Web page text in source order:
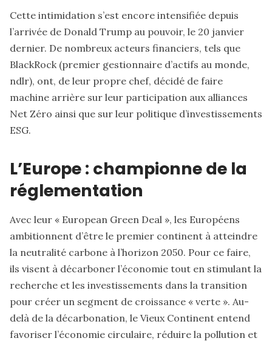
Cette intimidation s’est encore intensifiée depuis
l’arrivée de Donald Trump au pouvoir, le 20 janvier
dernier. De nombreux acteurs financiers, tels que
BlackRock (premier gestionnaire d’actifs au monde,
ndlr), ont, de leur propre chef, décidé de faire
machine arrière sur leur participation aux alliances
Net Zéro ainsi que sur leur politique d’investissements
ESG.
L’Europe : championne de la
réglementation
Avec leur « European Green Deal », les Européens
ambitionnent d’être le premier continent à atteindre
la neutralité carbone à l’horizon 2050. Pour ce faire,
ils visent à décarboner l’économie tout en stimulant la
recherche et les investissements dans la transition
pour créer un segment de croissance « verte ». Au-
delà de la décarbonation, le Vieux Continent entend
favoriser l’économie circulaire, réduire la pollution et